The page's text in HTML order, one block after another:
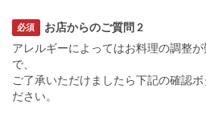
お店からのご質問 2
必須
アレルギーによってはお料理の調整
で、
ご了承いただけましたら下記の確認
ださい。